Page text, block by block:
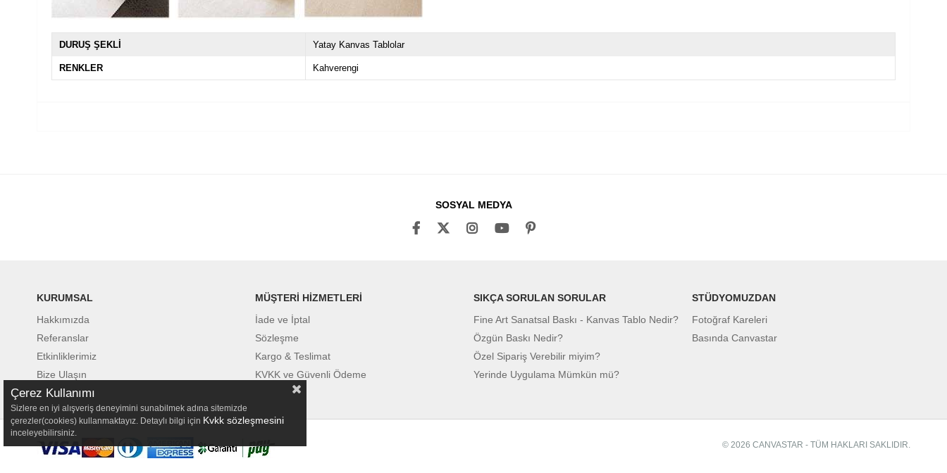
DURUŞ ŞEKLİ Yatay Kanvas Tablolar
RENKLER Kahverengi
SOSYAL MEDYA
KURUMSAL
Hakkımızda
Referanslar
Etkinliklerimiz
Bize Ulaşın
MÜŞTERİ HİZMETLERİ
İade ve İptal
Sözleşme
Kargo & Teslimat
KVKK ve Güvenli Ödeme
SIKÇA SORULAN SORULAR
Fine Art Sanatsal Baskı - Kanvas Tablo Nedir?
Özgün Baskı Nedir?
Özel Sipariş Verebilir miyim?
Yerinde Uygulama Mümkün mü?
STÜDYOMUZDAN
Fotoğraf Kareleri
Basında Canvastar
© 2026 CANVASTAR - TÜM HAKLARI SAKLIDIR.
Çerez Kullanımı
Sizlere en iyi alışveriş deneyimini sunabilmek adına sitemizde
çerezler(cookies) kullanmaktayız. Detaylı bilgi için Kvkk sözleşmesini
inceleyebilirsiniz.